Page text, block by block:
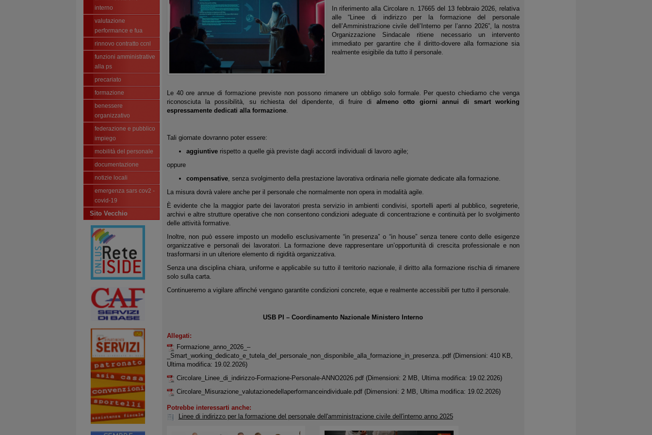
interno
valutazione
performance e fua
rinnovo contratto ccnl
funzioni amministrative
alla ps
precariato
formazione
benessere
organizzativo
federazione e pubblico
impiego
mobilità del personale
documentazione
notizie locali
emergenza sars cov2 -
covid-19
Sito Vecchio
In riferimento alla Circolare n. 17665 del 13 febbraio 2026, relativa
alle “Linee di indirizzo per la formazione del personale
dell’Amministrazione civile dell’Interno per l’anno 2026”, la nostra
Organizzazione Sindacale ritiene necessario un intervento
immediato per garantire che il diritto-dovere alla formazione sia
realmente esigibile da tutto il personale.
Le 40 ore annue di formazione previste non possono rimanere un obbligo solo formale. Per questo chiediamo che venga
riconosciuta la possibilità, su richiesta del dipendente, di fruire di almeno otto giorni annui di smart working
espressamente dedicati alla formazione.
Tali giornate dovranno poter essere:
aggiuntiverispetto a quelle già previste dagli accordi individuali di lavoro agile;
oppure
compensative, senza svolgimento della prestazione lavorativa ordinaria nelle giornate dedicate alla formazione.
La misura dovrà valere anche per il personale che normalmente non opera in modalità agile.
È evidente che la maggior parte dei lavoratori presta servizio in ambienti condivisi, sportelli aperti al pubblico, segreterie,
archivi e altre strutture operative che non consentono condizioni adeguate di concentrazione e continuità per lo svolgimento
delle attività formative.
Inoltre, non può essere imposto un modello esclusivamente “in presenza” o “in house” senza tenere conto delle esigenze
organizzative e personali dei lavoratori. La formazione deve rappresentare un’opportunità di crescita professionale e non
trasformarsi in un ulteriore elemento di rigidità organizzativa.
Senza una disciplina chiara, uniforme e applicabile su tutto il territorio nazionale, il diritto alla formazione rischia di rimanere
solo sulla carta.
Continueremo a vigilare affinché vengano garantite condizioni concrete, eque e realmente accessibili per tutto il personale.
USB PI – Coordinamento Nazionale Ministero Interno
Allegati:
Formazione_anno_2026_–
_Smart_working_dedicato_e_tutela_del_personale_non_disponibile_alla_formazione_in_presenza..pdf (Dimensioni: 410 KB,
Ultima modifica: 19.02.2026)
Circolare_Linee_di_indirizzo-Formazione-Personale-ANNO2026.pdf (Dimensioni: 2 MB, Ultima modifica: 19.02.2026)
Circolare_Misurazione_valutazionedellaperformanceindividuale.pdf (Dimensioni: 2 MB, Ultima modifica: 19.02.2026)
Potrebbe interessarti anche:
Linee di indirizzo per la formazione del personale dell'amministrazione civile dell'interno anno 2025